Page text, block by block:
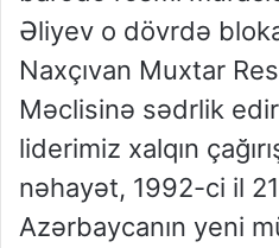
Əliyev o dövrdə
Naxçıvan Muxtar
Məclisinə sədrlik
liderimiz xalqın
nəhayət, 1992-ci il
Azərbaycanın yeni